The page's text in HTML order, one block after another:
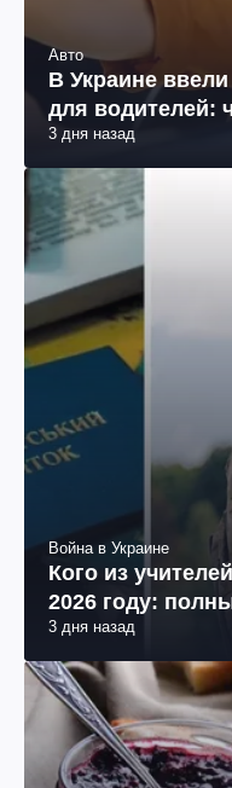
Авто
В Украине
для водителей:
3 дня назад
Война в Украине
Кого из
2026 году:
3 дня назад